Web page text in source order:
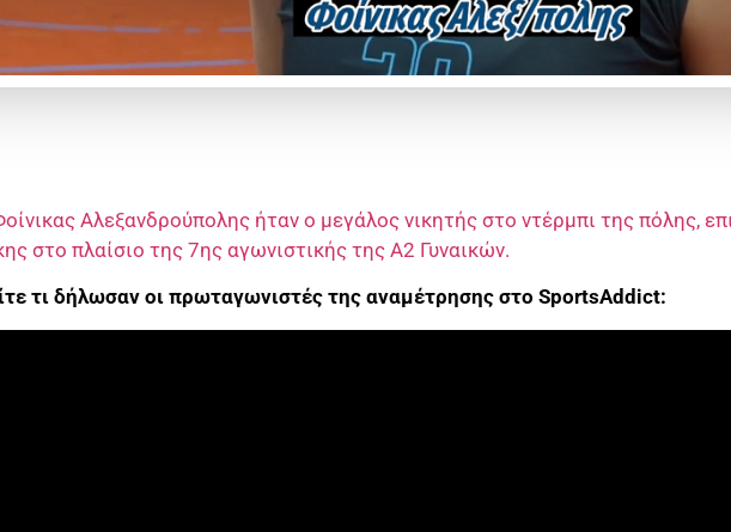
Αλεξανδρούπολης ήταν ο μεγάλος νικητής στο ντέρμπι της πόλης,
στο πλαίσιο της 7ης αγωνιστικής της Α2 Γυναικών.
τι δήλωσαν οι πρωταγωνιστές της αναμέτρησης στο SportsAddict: